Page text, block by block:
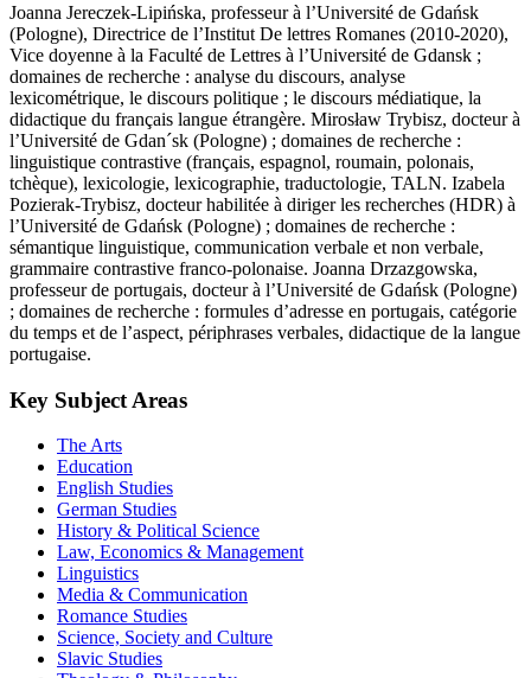
Joanna Jereczek-Lipińska, professeur à l’Université de Gdańsk
(Pologne), Directrice de l’Institut De lettres Romanes (2010-2020),
Vice doyenne à la Faculté de Lettres à l’Université de Gdansk ;
domaines de recherche : analyse du discours, analyse
lexicométrique, le discours politique ; le discours médiatique, la
didactique du français langue étrangère. Mirosław Trybisz, docteur à
l’Université de Gdan´sk (Pologne) ; domaines de recherche :
linguistique contrastive (français, espagnol, roumain, polonais,
tchèque), lexicologie, lexicographie, traductologie, TALN. Izabela
Pozierak-Trybisz, docteur habilitée à diriger les recherches (HDR) à
l’Université de Gdańsk (Pologne) ; domaines de recherche :
sémantique linguistique, communication verbale et non verbale,
grammaire contrastive franco-polonaise. Joanna Drzazgowska,
professeur de portugais, docteur à l’Université de Gdańsk (Pologne)
; domaines de recherche : formules d’adresse en portugais, catégorie
du temps et de l’aspect, périphrases verbales, didactique de la langue
portugaise.
Key Subject Areas
The Arts
Education
English Studies
German Studies
History & Political Science
Law, Economics & Management
Linguistics
Media & Communication
Romance Studies
Science, Society and Culture
Slavic Studies